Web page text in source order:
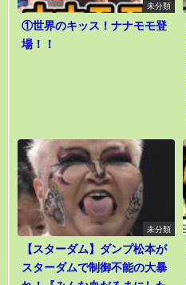
未分類
①世界のキッス！ナナモモ登
場！！
未分類
【スターダム】ダンプ松本が
スターダムで制御不能の大暴